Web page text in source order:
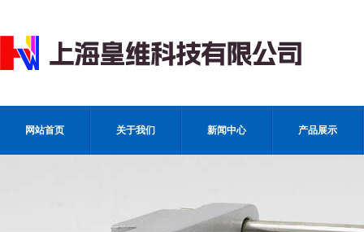
网站首页 关于我们 新闻中心 产品展示